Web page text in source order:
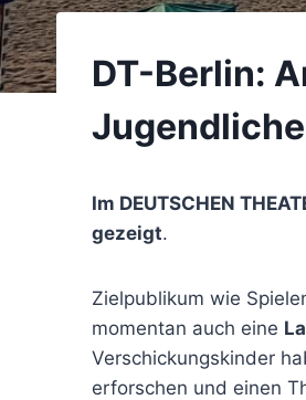
DT-Berlin:
Im DEUTSCHEN
gezeigt.
Zielpublikum wie
momentan auch eine
Verschickungskinder
erforschen und einen